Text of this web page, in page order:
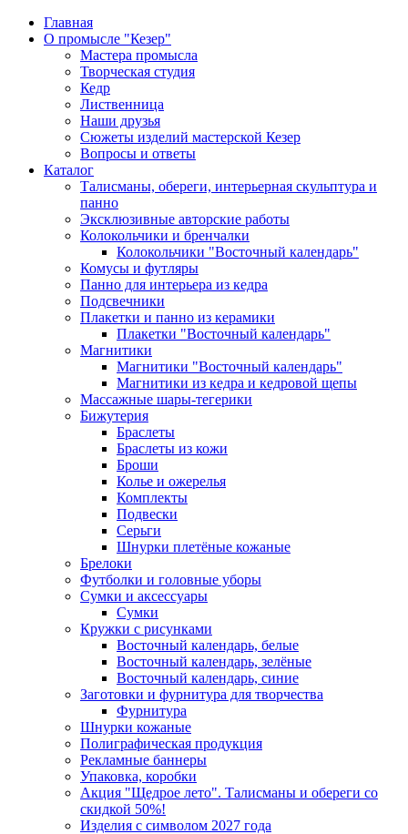
Главная
О промысле "Кезер"
Мастера промысла
Творческая студия
Кедр
Лиственница
Наши друзья
Сюжеты изделий мастерской Кезер
Вопросы и ответы
Каталог
Талисманы, обереги, интерьерная скульптура и
панно
Эксклюзивные авторские работы
Колокольчики и бренчалки
Колокольчики "Восточный календарь"
Комусы и футляры
Панно для интерьера из кедра
Подсвечники
Плакетки и панно из керамики
Плакетки "Восточный календарь"
Магнитики
Магнитики "Восточный календарь"
Магнитики из кедра и кедровой щепы
Массажные шары-тегерики
Бижутерия
Браслеты
Браслеты из кожи
Броши
Колье и ожерелья
Комплекты
Подвески
Серьги
Шнурки плетёные кожаные
Брелоки
Футболки и головные уборы
Сумки и аксессуары
Сумки
Кружки с рисунками
Восточный календарь, белые
Восточный календарь, зелёные
Восточный календарь, синие
Заготовки и фурнитура для творчества
Фурнитура
Шнурки кожаные
Полиграфическая продукция
Рекламные баннеры
Упаковка, коробки
Акция "Щедрое лето". Талисманы и обереги со
скидкой 50%!
Изделия с символом 2027 года